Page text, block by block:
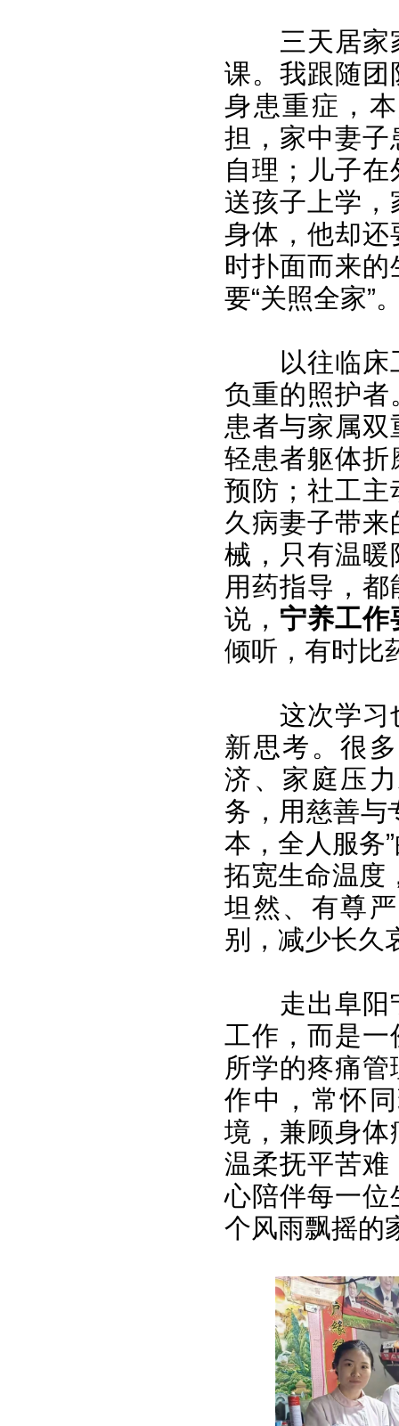
三天居
课。我跟随
身患重症，
担，家中妻
自理；儿子
送孩子上学
身体，他却
时扑面而来
要“关照全家”
以往临
负重的照护
患者与家属
轻患者躯体
预防；社工
久病妻子带
械，只有温
用药指导，
说， 宁养工作
倾听，有时比
这次学习
新思考。很
济、家庭压
务，用慈善与
本，全人服务
拓宽生命温度
坦然、有尊
别，减少长久
走出阜
工作，而是
所学的疼痛
作中，常怀
境，兼顾身
温柔抚平苦
心陪伴每一
个风雨飘摇的